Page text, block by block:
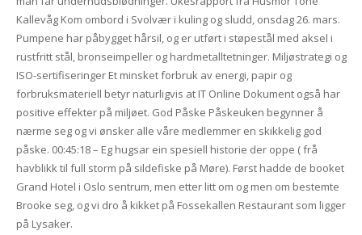
Kallevåg Kom ombord i Svolvær i kuling og sludd, onsdag 26. mars.
Pumpene har påbygget hårsil, og er utført i støpestål med aksel i
rustfritt stål, bronseimpeller og hardmetalltetninger. Miljøstrategi og
ISO-sertifiseringer Et minsket forbruk av energi, papir og
forbruksmateriell betyr naturligvis at IT Online Dokument også har
positive effekter på miljøet. God Påske Påskeuken begynner å
nærme seg og vi ønsker alle våre medlemmer en skikkelig god
påske. 00:45:18 – Eg hugsar ein spesiell historie der oppe ( frå
havblikk til full storm på sildefiske på Møre). Først hadde de booket
Grand Hotel i Oslo sentrum, men etter litt om og men om bestemte
Brooke seg, og vi dro å kikket på Fossekallen Restaurant som ligger
på Lysaker.